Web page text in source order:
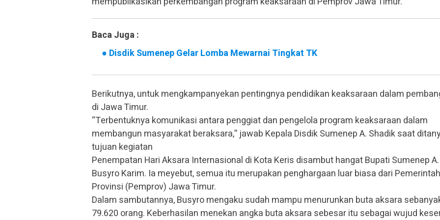
Baca Juga :
● Disdik Sumenep Gelar Lomba Mewarnai Tingkat TK
Berikutnya, untuk mengkampanyekan pentingnya pendidikan keaksaraan dalam
di Jawa Timur.
“Terbentuknya komunikasi antara penggiat dan pengelola program keaksaraan dalam
membangun masyarakat beraksara,” jawab Kepala Disdik Sumenep A. Shadik saat
tujuan kegiatan
Penempatan Hari Aksara Internasional di Kota Keris disambut hangat Bupati Sumenep A.
Busyro Karim. Ia meyebut, semua itu merupakan penghargaan luar biasa dari Pemerintah
Provinsi (Pemprov) Jawa Timur.
Dalam sambutannya, Busyro mengaku sudah mampu menurunkan buta aksara
79.620 orang. Keberhasilan menekan angka buta aksara sebesar itu sebagai wujud